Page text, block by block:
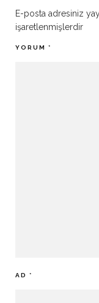
E-posta adresiniz
işaretlenmişlerdir
YORUM *
AD *